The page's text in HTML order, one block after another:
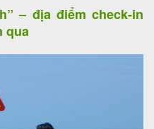
– địa điểm check-in
qua